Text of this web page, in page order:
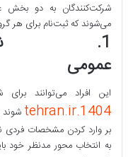
شرکت‌کنندگان به دو بخش
می‌شوند که ثبت‌نام برای هر
1.
عمومی
این افراد می‌توانند
1404.tehran.ir
شوند
بر وارد کردن مشخصات فردی